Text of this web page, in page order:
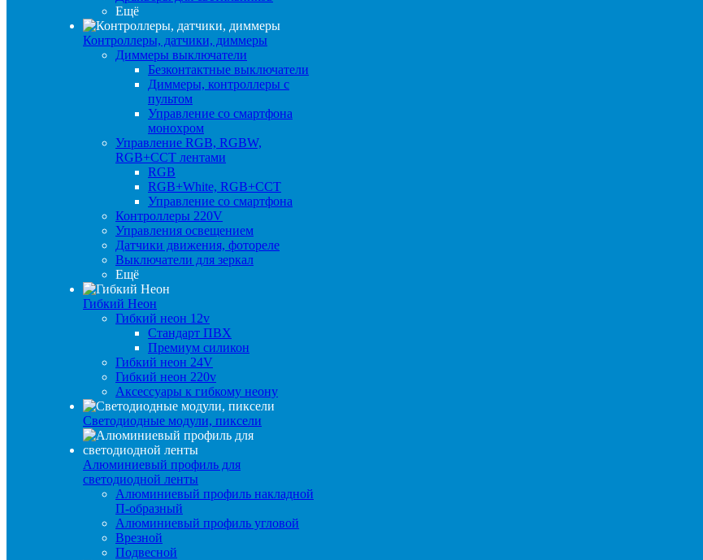
Ещё
Контроллеры, датчики, диммеры
Диммеры выключатели
Безконтактные выключатели
Диммеры, контроллеры с
пультом
Управление со смартфона
монохром
Управление RGB, RGBW,
RGB+CCT лентами
RGB
RGB+White, RGB+CCT
Управление со смартфона
Контроллеры 220V
Управления освещением
Датчики движения, фотореле
Выключатели для зеркал
Ещё
Гибкий Неон
Гибкий неон 12v
Стандарт ПВХ
Премиум силикон
Гибкий неон 24V
Гибкий неон 220v
Аксессуары к гибкому неону
Светодиодные модули, пиксели
Алюминиевый профиль для
светодиодной ленты
Алюминиевый профиль накладной
П-образный
Алюминиевый профиль угловой
Врезной
Подвесной